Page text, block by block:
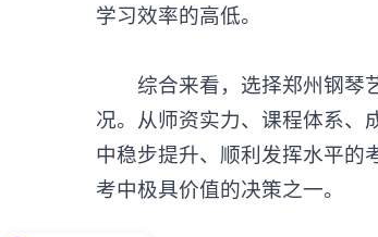
学习效率的高低。
综合来看，选择郑州钢琴
况。从师资实力、课程体系、
中稳步提升、顺利发挥水平的
考中极具价值的决策之一。